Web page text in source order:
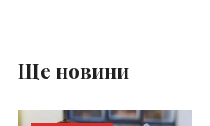
Ще новини